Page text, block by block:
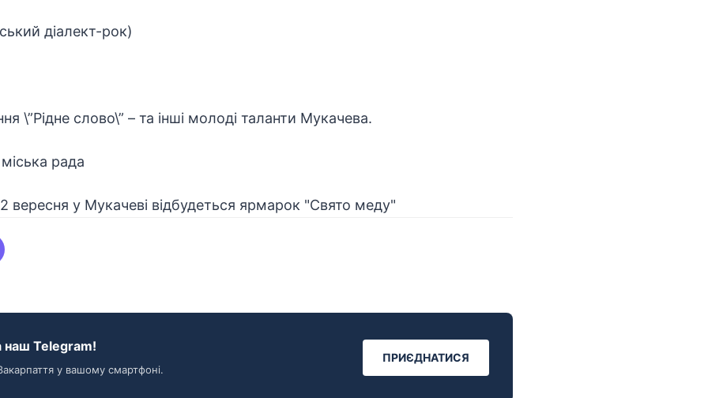
діалект-рок)
\”Рідне слово\” – та інші молоді таланти Мукачева.
рада
наш Telegram!
у вашому смартфоні.
ПРИЄДНАТИСЯ